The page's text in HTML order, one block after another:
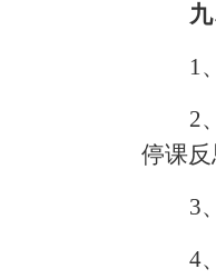
1
2
停课反
3
4